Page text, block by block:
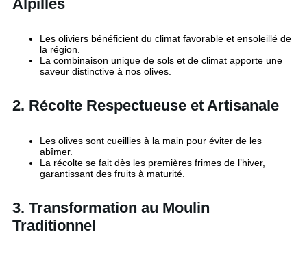
Alpilles
Les oliviers bénéficient du climat favorable et ensoleillé de
la région.
La combinaison unique de sols et de climat apporte une
saveur distinctive à nos olives.
2. Récolte Respectueuse et Artisanale
Les olives sont cueillies à la main pour éviter de les
abîmer.
La récolte se fait dès les premières frimes de l’hiver,
garantissant des fruits à maturité.
3. Transformation au Moulin
Traditionnel